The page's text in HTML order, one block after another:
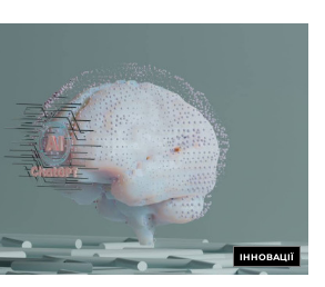
ІННОВАЦІЇ